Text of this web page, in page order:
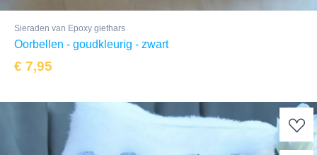
Sieraden van Epoxy giethars
Oorbellen - goudkleurig - zwart
€ 7,95